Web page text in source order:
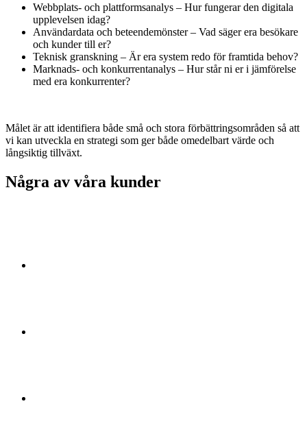
Webbplats- och plattformsanalys – Hur fungerar den digitala
upplevelsen idag?
Användardata och beteendemönster – Vad säger era besökare
och kunder till er?
Teknisk granskning – Är era system redo för framtida behov?
Marknads- och konkurrentanalys – Hur står ni er i jämförelse
med era konkurrenter?
Målet är att identifiera både små och stora förbättringsområden så att
vi kan utveckla en strategi som ger både omedelbart värde och
långsiktig tillväxt.
Några av våra kunder